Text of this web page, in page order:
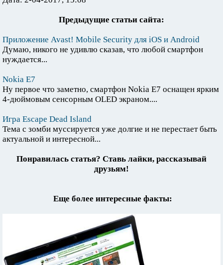
Предыдущие статьи сайта:
Приложение Avast! Mobile Security для iOS и Android
Думаю, никого не удивлю сказав, что любой смартфон
нуждается...
Nokia E7
Ну первое что заметно, смартфон Nokia E7 оснащен ярким
4-дюймовым сенсорным OLED экраном....
Игра Escape Dead Island
Тема с зомби муссируется уже долгие и не перестает быть
актуальной и интересной...
Понравилась статья? Ставь лайки, рассказывай
друзьям!
Еще более интересные факты: